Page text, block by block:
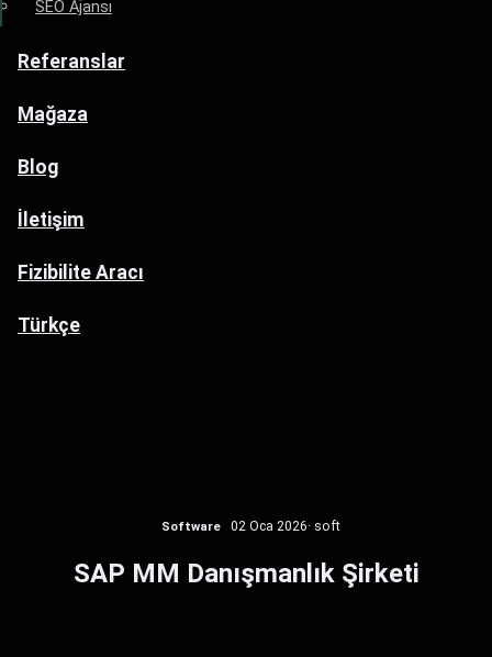
SEO Ajansı
Referanslar
Mağaza
Blog
İletişim
Fizibilite Aracı
Türkçe
Software 02 Oca 2026· soft
SAP MM Danışmanlık Şirketi